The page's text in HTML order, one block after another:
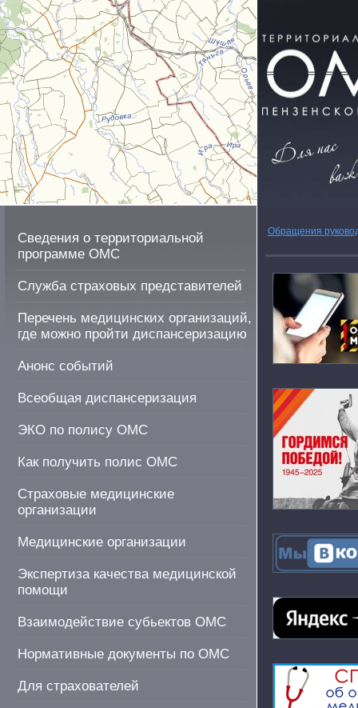
Сведения о территориальной
программе ОМС
Служба страховых представителей
Перечень медицинских организаций,
где можно пройти диспансеризацию
Анонс событий
Всеобщая диспансеризация
ЭКО по полису ОМС
Как получить полис ОМС
Страховые медицинские
организации
Медицинские организации
Экспертиза качества медицинской
помощи
Взаимодействие субьектов ОМС
Нормативные документы по ОМС
Для страхователей
Обращения